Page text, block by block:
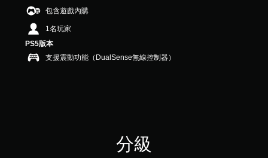
，
1
則
評
分
包含遊戲內購
1名玩家
PS5版本
支援震動功能（DualSense無線控制器）
分級